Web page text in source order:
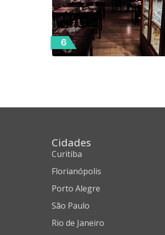
6
Cidades
Curitiba
Florianópolis
Porto Alegre
São Paulo
Rio de Janeiro